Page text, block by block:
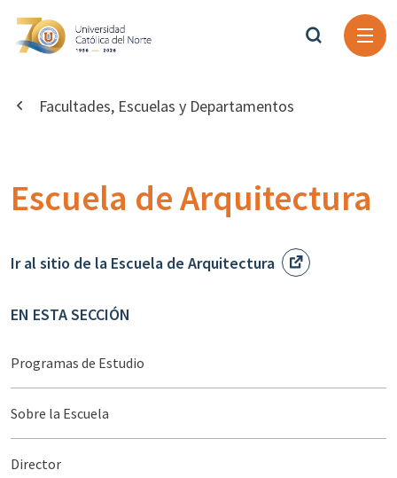
Facultades, Escuelas y Departamentos
Escuela de Arquitectura
Ir al sitio de la Escuela de Arquitectura
EN ESTA SECCIÓN
Programas de Estudio
Sobre la Escuela
Director